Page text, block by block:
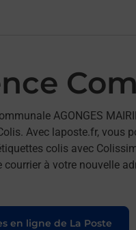
AGONGES
Avec laposte.fr, vous
colis avec
à votre nouvelle
en ligne de La Poste